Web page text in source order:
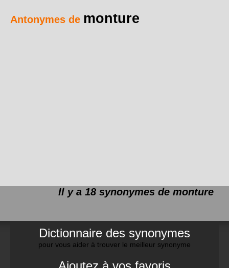
Antonymes de monture
Il y a 18 synonymes de monture
Dictionnaire des synonymes
pour vous aider à trouver le meilleur synonyme